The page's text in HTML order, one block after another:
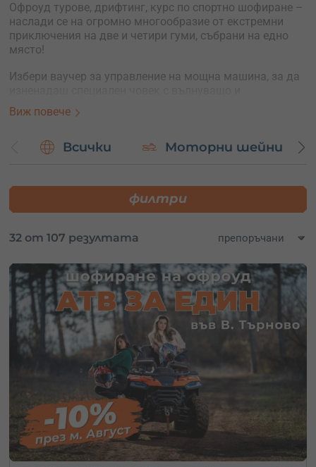
Офроуд турове, дрифтинг, курс по спортно шофиране –
наслади се на огромно многообразие от екстремни
приключения на две и четири гуми, събрани на едно
място!
Избери ваучер за управление на мощна машина, за да
незабравимо преживяване на писта или сред
природата.
Подари дива мото емоция и направи празника му
Открий точното приключение сред десетките ни
уникални предложение за спортно и екстремно
шофиране:
екстремен офроуд турове с бъги, е-байк, ендуро
уроци по дрифт със състезателна кола;
екстремно каране на спортна кола;
ендуро училище;
уроци по каране на ендуро мотор на задна
гума;вълнуващ преход с моторни шейни и др.
Ако се колебаеш за преживяването – вземи
универсална гифт карта в стилна опаковка или
подаръчен ваучер в дигитален формат, който може и
да персонализираш с поздрав – ти избираш
стойността, получателят решава кога, как и къде да го
използва.
Виж повече
Всички Моторни шейни
филтри
32 от 107 резултата